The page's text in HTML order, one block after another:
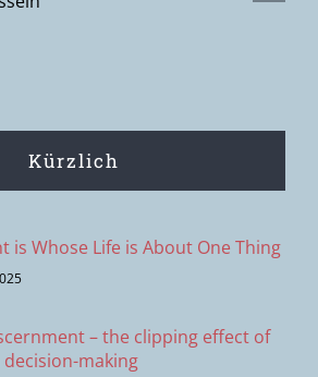
Kürzlich
is Whose Life is About One Thing
– the clipping effect of
making